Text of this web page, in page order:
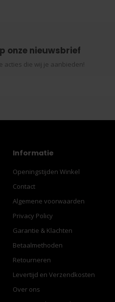
onze nieuwsbrief
acties die wij je aanbieden!
Informatie
Openingstijden Winkel
Contact
Algemene voorwaarden
Privacy Policy
Garantie & Klachten
Betaalmethoden
Retourneren
Levertijd en Verzendkosten
Over ons